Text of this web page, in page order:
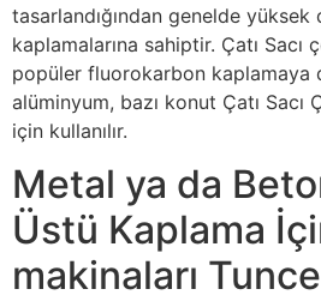
tasarlandığından genelde yüksek
kaplamalarına sahiptir. Çatı Sacı
popüler fluorokarbon kaplamaya
alüminyum, bazı konut Çatı Sacı
için kullanılır.
Metal ya da
Üstü Kaplama
makinaları